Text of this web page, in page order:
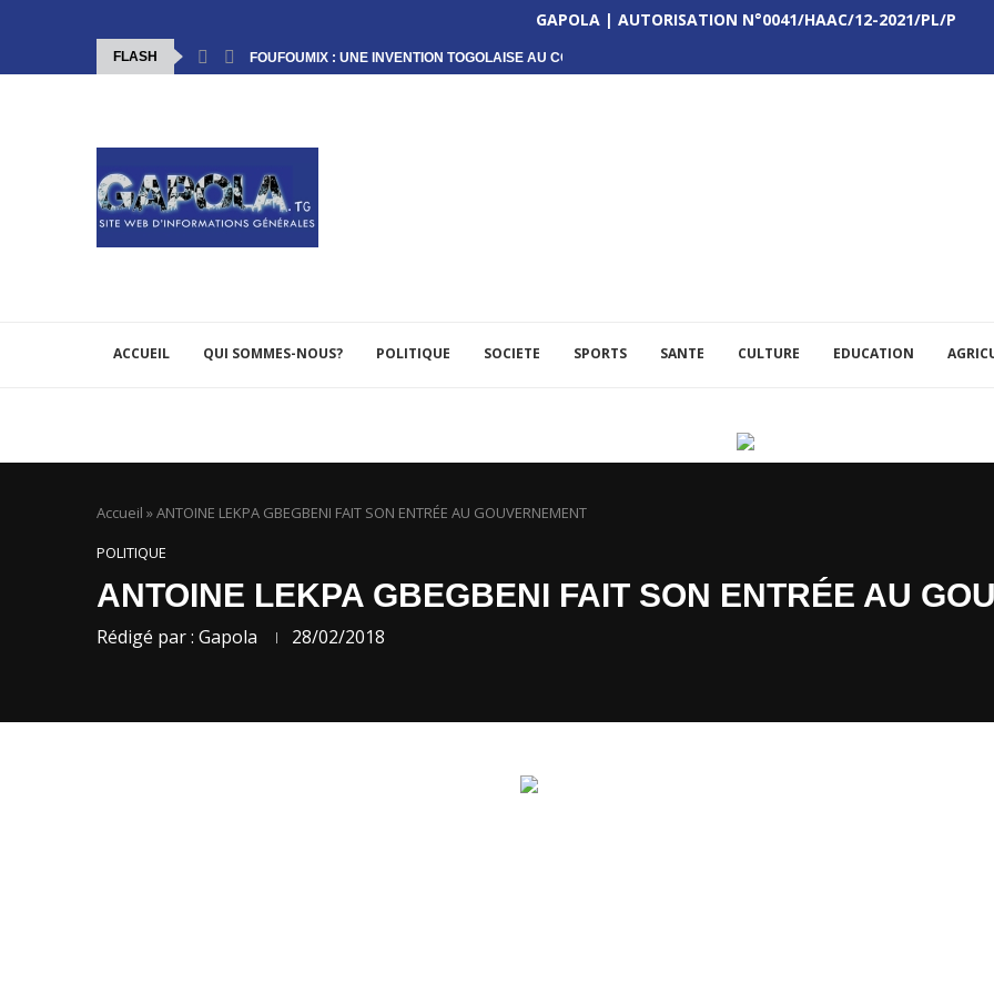
GAPOLA | AUTORISATION N°0041/HAAC/12-2021/PL/P
FLASH FOUFOUMIX : UNE INVENTION TOGOLAISE AU CŒUR D’UNE...
ACCUEIL QUI SOMMES-NOUS? POLITIQUE SOCIETE SPORTS SANTE CULTURE EDUCATION
Accueil »ANTOINE LEKPA GBEGBENI FAIT SON ENTRÉE AU GOUVERNEMENT
POLITIQUE
ANTOINE LEKPA GBEGBENI FAIT SON ENTRÉE AU
Rédigé par : Gapola 28/02/2018